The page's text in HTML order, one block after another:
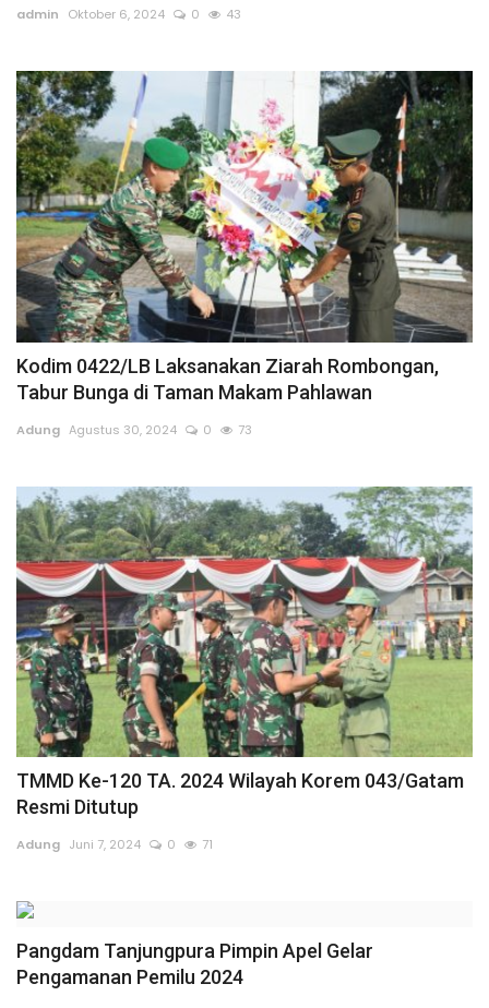
admin Oktober 6, 2024 0 43
Kodim 0422/LB Laksanakan Ziarah Rombongan,
Tabur Bunga di Taman Makam Pahlawan
Adung Agustus 30, 2024 0 73
TMMD Ke-120 TA. 2024 Wilayah Korem 043/Gatam
Resmi Ditutup
Adung Juni 7, 2024 0 71
Pangdam Tanjungpura Pimpin Apel Gelar
Pengamanan Pemilu 2024